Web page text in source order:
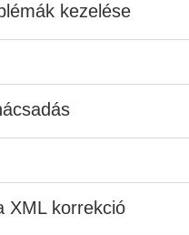
kezelése
XML korrekció